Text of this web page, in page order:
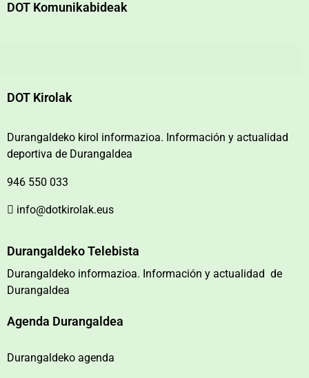
DOT Komunikabideak
DOT Kirolak
Durangaldeko kirol informazioa. Información y actualidad
deportiva de Durangaldea
946 550 033
info@dotkirolak.eus
Durangaldeko Telebista
Durangaldeko informazioa. Información y actualidad de
Durangaldea
Agenda Durangaldea
Durangaldeko agenda